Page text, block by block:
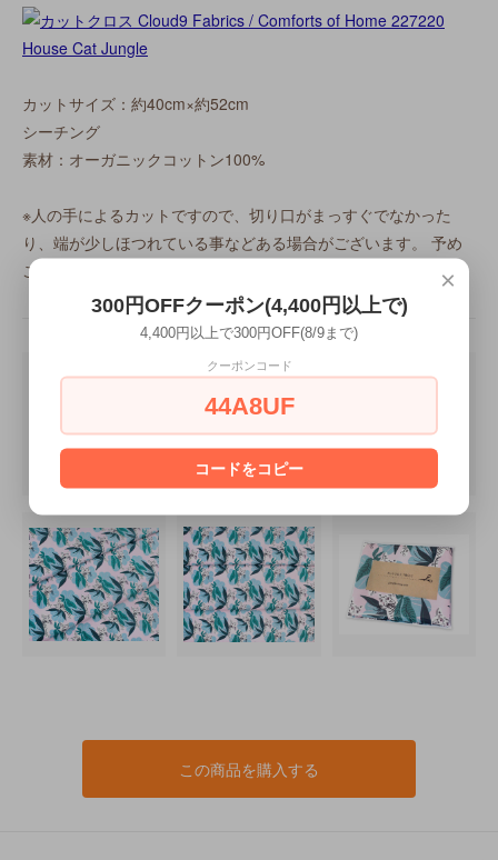
カットサイズ：約40cm×約52cm
シーチング
素材：オーガニックコットン100%
※人の手によるカットですので、切り口がまっすぐでなかった
り、端が少しほつれている事などある場合がございます。 予め
ご了承下さい。
この商品を購入する
×
300円OFFクーポン(4,400円以上で)
4,400円以上で300円OFF(8/9まで)
クーポンコード
44A8UF
コードをコピー